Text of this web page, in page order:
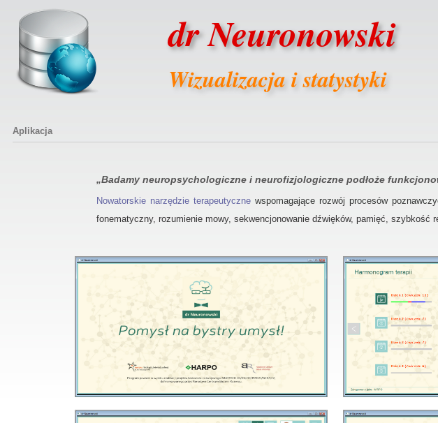
dr Neuronowski
Wizualizacja i statystyki
Aplikacja
„Badamy neuropsychologiczne i neurofizjologiczne podłoże
Nowatorskie narzędzie terapeutyczne wspomagające rozwój procesów
fonematyczny, rozumienie mowy, sekwencjonowanie dźwięków, pamięć, szybkość